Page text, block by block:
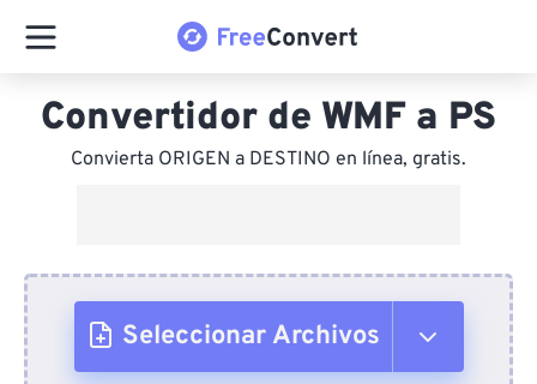
Convertidor de WMF a PS
Convierta ORIGEN a DESTINO en línea, gratis.
Seleccionar Archivos